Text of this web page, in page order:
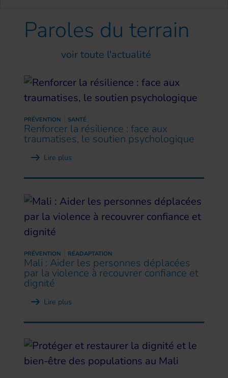
Paroles du terrain
voir toute l'actualité
PRÉVENTION SANTÉ
Renforcer la résilience : face aux
traumatises, le soutien psychologique
Lire plus
PRÉVENTION RÉADAPTATION
Mali : Aider les personnes déplacées
par la violence à recouvrer confiance et
dignité
Lire plus